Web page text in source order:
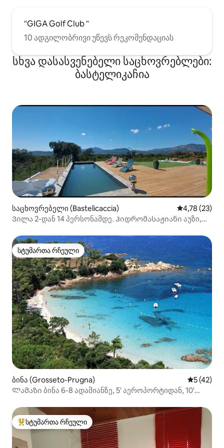
"GIGA Golf Club "
10 ადგილობრივი უწევს რეკომენდაციას
სხვა დასასვენებელი საცხოვრებლები:
ბასტელიკაჩია
საცხოვრებელი (Bastelicaccia) საშუალო
4,78 (23)
Ვილა 2-დან 14 პერსონამდე. Ჰიდრომასაჟიანი აუზი,
სტუმართა რჩეული
სტუმართა რჩეული
ბინა (Grosseto-Prugna) საშუალო
5 (42)
Ლამაზი ბინა 6-8 ადამიანზე, 5' აეროპორტიდან, 10'
სტუმართა რჩეული მოწინავე ვარიანტი
სტუმართა რჩეული